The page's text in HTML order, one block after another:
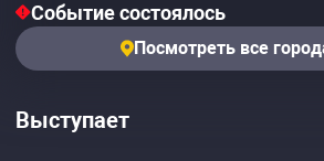
Событие состоялось
Посмотреть все
Выступает